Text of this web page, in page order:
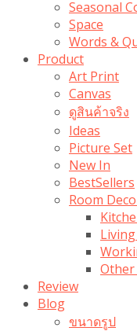
Seasonal
Space
Words &
Product
Art Print
Canvas
ดูสินค้าจริง
Ideas
Picture Set
New In
BestSellers
Room
Other
Review
Blog
ขนาดรูป